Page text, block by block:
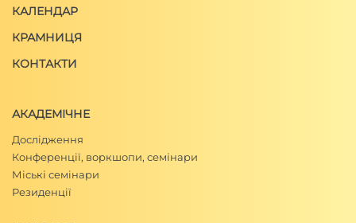
КАЛЕНДАР
КРАМНИЦЯ
КОНТАКТИ
АКАДЕМІЧНЕ
Дослідження
Конференції, воркшопи, семінари
Міські семінари
Резиденції